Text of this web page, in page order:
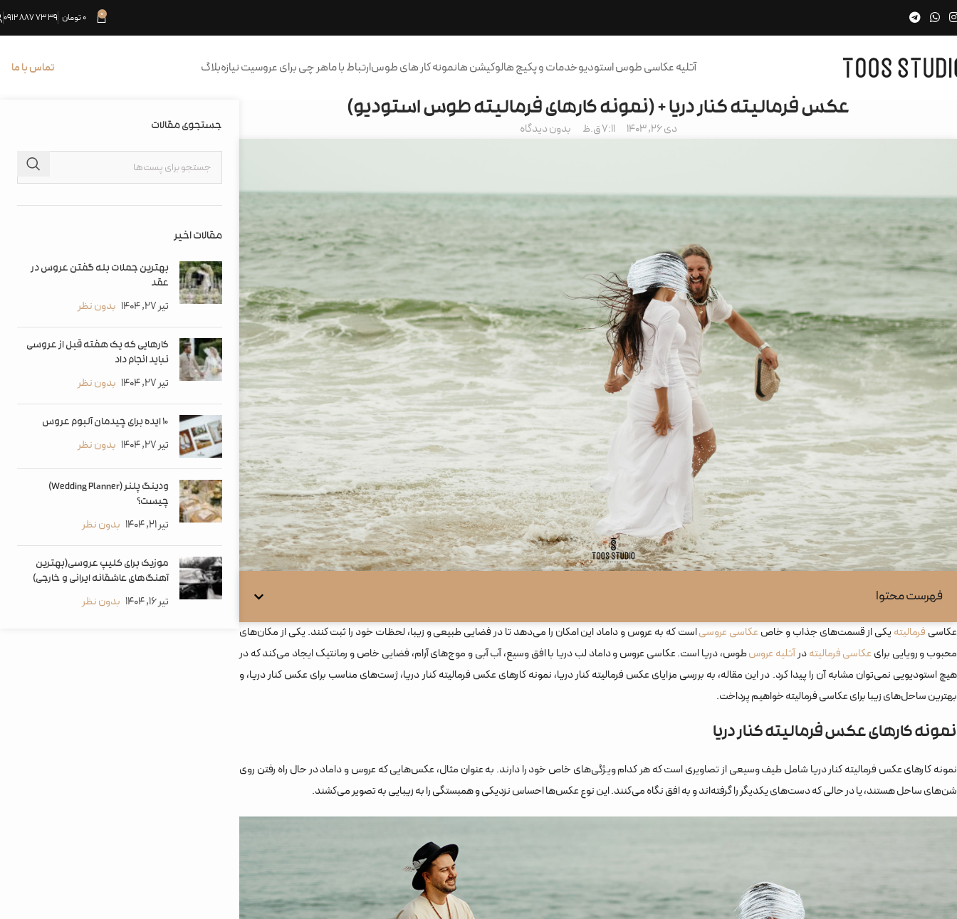
0
0تومان 39 73 887 0912
آتلیه عکاسی طوس استودیوخدمات و پکیج هالوکیشن هانمونه کار های طوسارتباط با ماهر چی برای عروسیت نیازهبلاگ تماس با ما
عکس فرمالیته کنار دریا + (نمونه کارهای فرمالیته طوس استودیو)
دی 26, 1403 7:11 ق.ظ بدون دیدگاه
فهرست محتوا
عکاسی فرمالیته یکی از قسمت‌های جذاب و خاص عکاسی عروسیاست که به عروس و داماد این امکان را می‌دهد تا در فضایی طبیعی و زیبا، لحظات خود را ثبت کنند. یکی از مکان‌های
محبوب و رویایی برای عکاسی فرمالیتهدرآتلیه عروسطوس، دریا است. عکاسی عروس و داماد لب دریا با افق وسیع، آب آبی و موج‌های آرام، فضایی خاص و رمانتیک ایجاد می‌کند که در
هیچ استودیویی نمی‌توان مشابه آن را پیدا کرد. در این مقاله، به بررسی مزایای عکس فرمالیته کنار دریا، نمونه کارهای عکس فرمالیته کنار دریا، ژست‌های مناسب برای عکس کنار دریا، و
بهترین ساحل‌های زیبا برای عکاسی فرمالیته خواهیم پرداخت.
نمونه کارهای عکس فرمالیته کنار دریا
نمونه کارهای عکس فرمالیته کنار دریا شامل طیف وسیعی از تصاویری است که هر کدام ویژگی‌های خاص خود را دارند. به عنوان مثال، عکس‌هایی که عروس و داماد در حال راه رفتن روی
شن‌های ساحل هستند، یا در حالی که دست‌های یکدیگر را گرفته‌اند و به افق نگاه می‌کنند. این نوع عکس‌ها احساس نزدیکی و همبستگی را به زیبایی به تصویر می‌کشند.
جستجوی مقالات
مقالات اخیر
بهترین جملات بله گفتن عروس در
عقد
تیر 27, 1404 بدون نظر
کارهایی که یک هفته قبل از عروسی
نباید انجام داد
تیر 27, 1404 بدون نظر
۱۰ ایده برای چیدمان آلبوم عروس
تیر 27, 1404 بدون نظر
ودینگ پلنر (Wedding Planner)
چیست؟
تیر 21, 1404 بدون نظر
موزیک برای کلیپ عروسی(بهترین
آهنگ‌های عاشقانه ایرانی و خارجی)
تیر 16, 1404 بدون نظر